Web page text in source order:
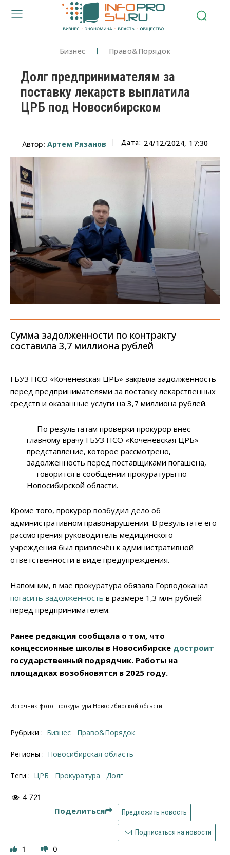
Бизнес Право&Порядок
Долг предпринимателям за
поставку лекарств выплатила
ЦРБ под Новосибирском
Автор: Артем Рязанов Дата: 24/12/2024, 17:30
Сумма задолженности по контракту
составила 3,7 миллиона рублей
ГБУЗ НСО «Коченевская ЦРБ» закрыла задолженность
перед предпринимателями за поставку лекарственных
средств и оказанные услуги на 3,7 миллиона рублей.
— По результатам проверки прокурор внес
главному врачу ГБУЗ НСО «Коченевская ЦРБ»
представление, которое рассмотрено,
задолженность перед поставщиками погашена,
— говорится в сообщении прокуратуры по
Новосибирской области.
Кроме того, прокурор возбудил дело об
административном правонарушении. В результате его
рассмотрения руководитель медицинского
учреждения был привлечён к административной
ответственности в виде предупреждения.
Напомним, в мае прокуратура обязала Горводоканал
погасить задолженность в размере 1,3 млн рублей
перед предпринимателем.
Ранее редакция сообщала о том, что
концессионные школы в Новосибирске достроит
государственный подрядчик. Работы на
площадках возобновятся в 2025 году.
Источник фото: прокуратура Новосибирской области
Рубрики : Бизнес Право&Порядок
Регионы : Новосибирская область
Теги : ЦРБ прокуратура долг
4 721
Поделиться Предложить новость
Подписаться на новости
1 0